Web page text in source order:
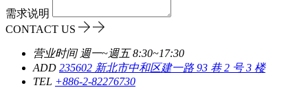
需求说明
CONTACT US
营业时间 週一~週五 8:30~17:30
ADD 235602 新北市中和区建一路 93 巷 2 号 3 楼
TEL +886-2-82276730